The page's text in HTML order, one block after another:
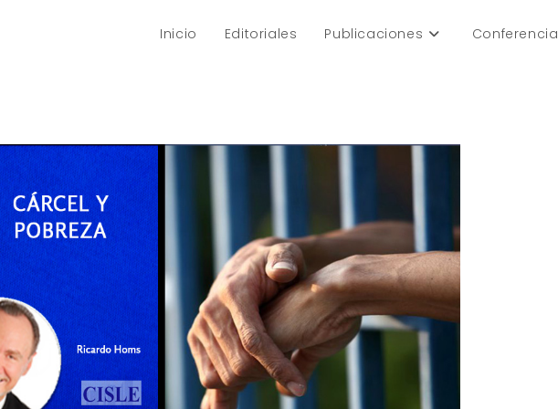
Inicio Editoriales Publicaciones Conferencia